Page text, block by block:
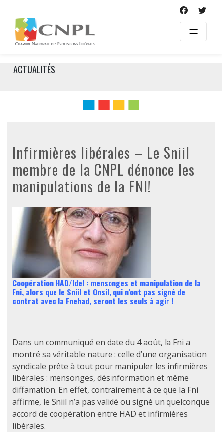
content
ACTUALITÉS
Infirmières libérales – Le Sniil
membre de la CNPL dénonce les
manipulations de la FNI!
Coopération HAD/Idel : mensonges et manipulation de la
Fni, alors que le Sniil et Onsil, qui n’ont pas signé de
contrat avec la Fnehad, seront les seuls à agir !
Dans un communiqué en date du 4 août, la Fni a
montré sa véritable nature : celle d’une organisation
syndicale prête à tout pour manipuler les infirmières
libérales : mensonges, désinformation et même
diffamation. En effet, contrairement à ce que la Fni
affirme, le Sniil n’a pas validé ou signé un quelconque
accord de coopération entre HAD et infirmières
libérales.